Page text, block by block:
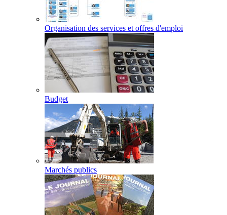
Organisation des services et offres d'emploi
Budget
Marchés publics